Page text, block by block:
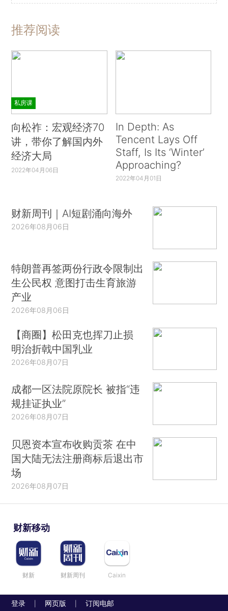
推荐阅读
私房课
向松祚：宏观经济70
讲，带你了解国内外
经济大局
2022年04月06日
In Depth: As
Tencent Lays Off
Staff, Is Its ‘Winter’
Approaching?
2022年04月01日
财新周刊｜AI短剧涌向海外
2026年08月06日
特朗普再签两份行政令限制出
生公民权 意图打击生育旅游
产业
2026年08月06日
【商圈】松田克也挥刀止损
明治折戟中国乳业
2026年08月07日
成都一区法院原院长 被指“违
规挂证执业”
2026年08月07日
贝恩资本宣布收购贡茶 在中
国大陆无法注册商标后退出市
场
2026年08月07日
财新移动
财新 财新周刊 Caixin
登录 网页版 订阅电邮